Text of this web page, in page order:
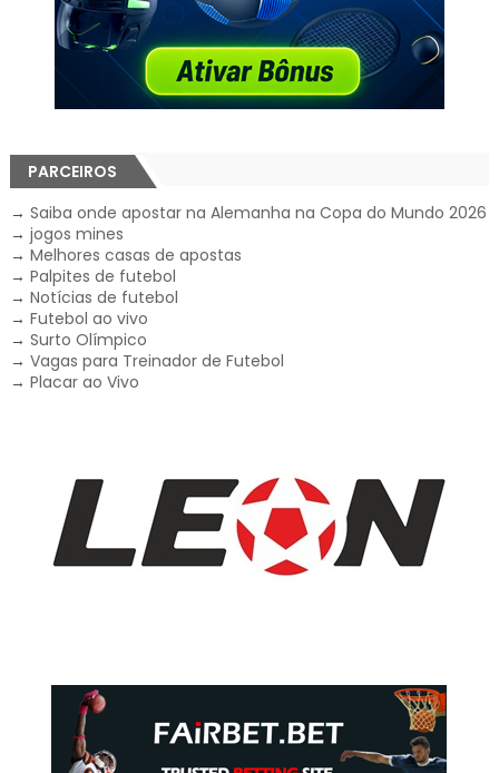
PARCEIROS
→ Saiba onde apostar na Alemanha na Copa do Mundo 2026
→ jogos mines
→ Melhores casas de apostas
→ Palpites de futebol
→ Notícias de futebol
→ Futebol ao vivo
→ Surto Olímpico
→ Vagas para Treinador de Futebol
→ Placar ao Vivo